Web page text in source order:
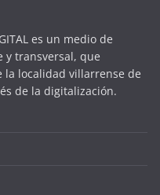
es un medio de
transversal, que
localidad villarrense de
de la digitalización.